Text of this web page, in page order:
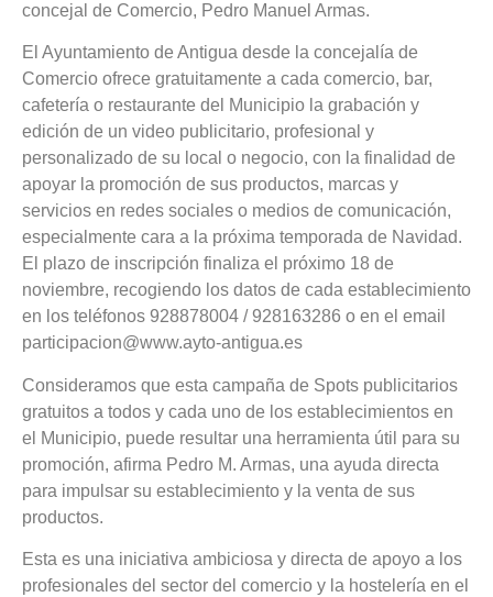
concejal de Comercio, Pedro Manuel Armas.
El Ayuntamiento de Antigua desde la concejalía de
Comercio ofrece gratuitamente a cada comercio, bar,
cafetería o restaurante del Municipio la grabación y
edición de un video publicitario, profesional y
personalizado de su local o negocio, con la finalidad de
apoyar la promoción de sus productos, marcas y
servicios en redes sociales o medios de comunicación,
especialmente cara a la próxima temporada de Navidad.
El plazo de inscripción finaliza el próximo 18 de
noviembre, recogiendo los datos de cada establecimiento
en los teléfonos 928878004 / 928163286 o en el email
participacion@www.ayto-antigua.es
Consideramos que esta campaña de Spots publicitarios
gratuitos a todos y cada uno de los establecimientos en
el Municipio, puede resultar una herramienta útil para su
promoción, afirma Pedro M. Armas, una ayuda directa
para impulsar su establecimiento y la venta de sus
productos.
Esta es una iniciativa ambiciosa y directa de apoyo a los
profesionales del sector del comercio y la hostelería en el